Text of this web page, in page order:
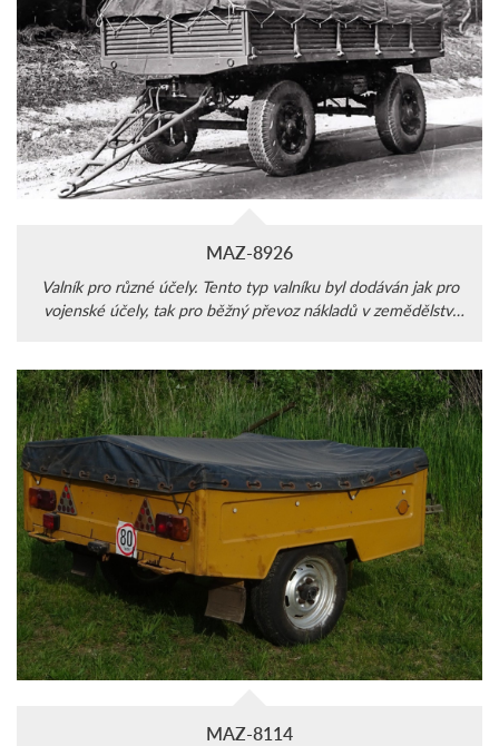
MAZ-8926
Valník pro různé účely. Tento typ valníku byl dodáván jak pro
vojenské účely, tak pro běžný převoz nákladů v zemědělství
MAZ-8114